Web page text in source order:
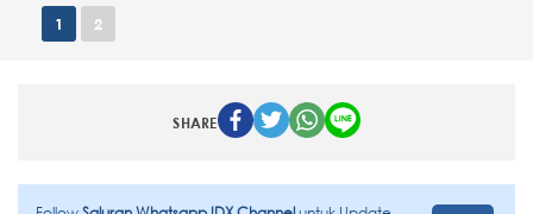
1 2
SHARE